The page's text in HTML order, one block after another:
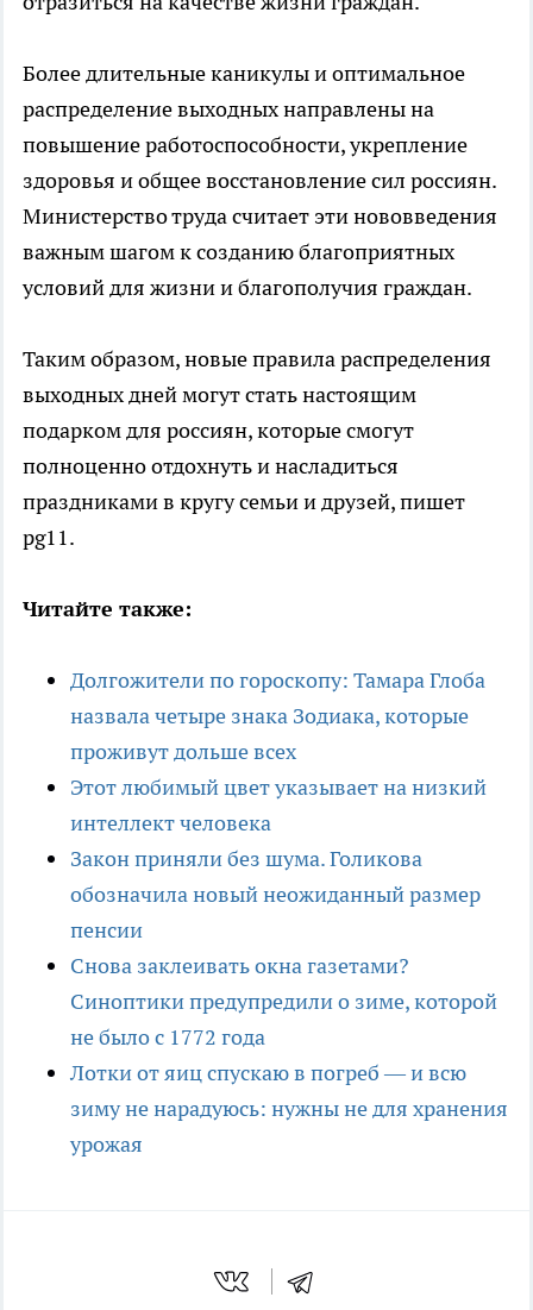
Более длительные каникулы и оптимальное
распределение выходных направлены на
повышение работоспособности, укрепление
здоровья и общее восстановление сил россиян.
Министерство труда считает эти нововведения
важным шагом к созданию благоприятных
условий для жизни и благополучия граждан.
Таким образом, новые правила распределения
выходных дней могут стать настоящим
подарком для россиян, которые смогут
полноценно отдохнуть и насладиться
праздниками в кругу семьи и друзей, пишет
pg11.
Читайте также:
Долгожители по гороскопу: Тамара Глоба
назвала четыре знака Зодиака, которые
проживут дольше всех
Этот любимый цвет указывает на низкий
интеллект человека
Закон приняли без шума. Голикова
обозначила новый неожиданный размер
пенсии
Снова заклеивать окна газетами?
Синоптики предупредили о зиме, которой
не было с 1772 года
Лотки от яиц спускаю в погреб — и всю
зиму не нарадуюсь: нужны не для хранения
урожая